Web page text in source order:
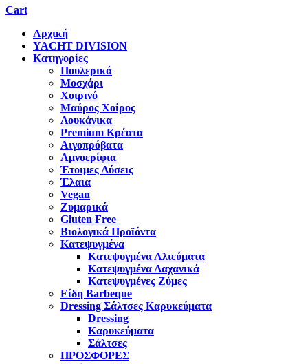
Cart
Αρχική
YACHT DIVISION
Κατηγορίες
Πουλερικά
Μοσχάρι
Χοιρινό
Μαύρος Χοίρος
Λουκάνικα
Premium Κρέατα
Αιγοπρόβατα
Αμνοερίφια
Έτοιμες Λύσεις
Έλαια
Vegan
Ζυμαρικά
Gluten Free
Βιολογικά Προϊόντα
Κατεψυγμένα
Κατεψυγμένα Αλιεύματα
Κατεψυγμένα Λαχανικά
Κατεψυγμένες Ζύμες
Είδη Barbeque
Dressing Σάλτσες Καρυκεύματα
Dressing
Καρυκεύματα
Σάλτσες
ΠΡΟΣΦΟΡΕΣ